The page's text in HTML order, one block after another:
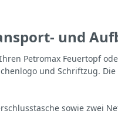
und
Petromax Feuertopf
und Schriftzug.
sowie zwei